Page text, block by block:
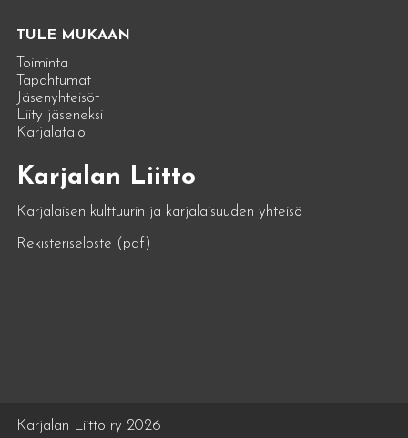
TULE MUKAAN
Toiminta
Tapahtumat
Jäsenyhteisöt
Liity jäseneksi
Karjalatalo
Karjalan Liitto
Karjalaisen kulttuurin ja karjalaisuuden yhteisö
Rekisteriseloste (pdf)
Karjalan Liitto ry 2026